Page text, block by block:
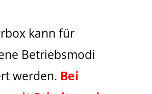
kann für
Betriebsmodi
werden. Bei